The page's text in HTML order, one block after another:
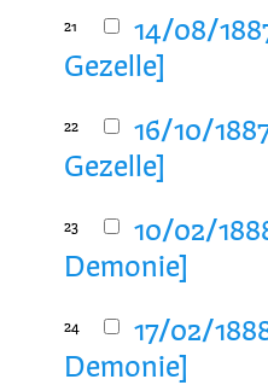
21
14/08/
Gezelle]
22
16/10/
Gezelle]
23
10/02/
Demonie]
24
17/02/
Demonie]